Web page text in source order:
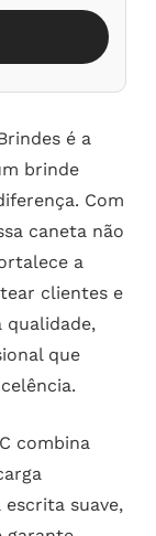
é a
brinde
Com
caneta não
a
clientes e
que
combina
suave,